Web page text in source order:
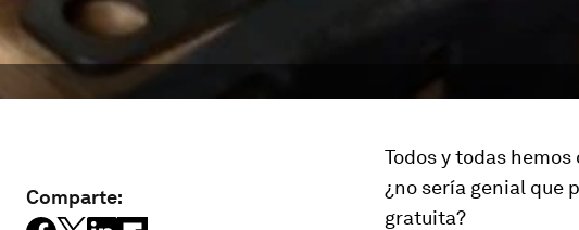
Comparte:
Todos y todas
¿no sería genial que
gratuita?